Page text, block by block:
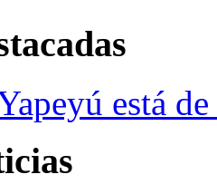
está